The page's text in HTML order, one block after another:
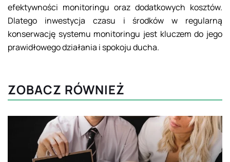
efektywności monitoringu oraz dodatkowych kosztów.
Dlatego inwestycja czasu i środków w regularną
konserwację systemu monitoringu jest kluczem do jego
prawidłowego działania i spokoju ducha.
ZOBACZ RÓWNIEŻ